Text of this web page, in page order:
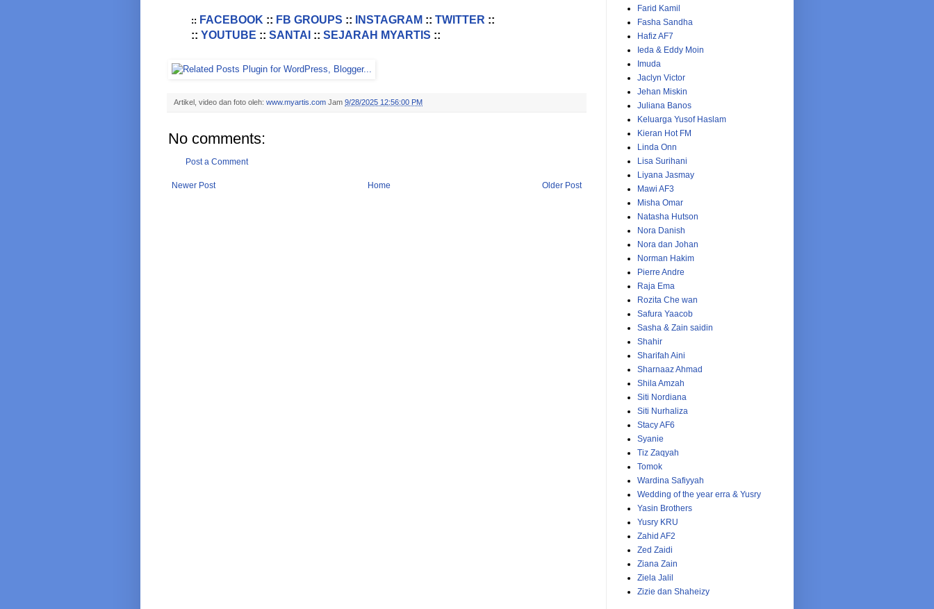
:: FACEBOOK :: FB GROUPS :: INSTAGRAM :: TWITTER ::
:: YOUTUBE :: SANTAI :: SEJARAH MYARTIS ::
Artikel, video dan foto oleh: www.myartis.com Jam 9/28/2025 12:56:00 PM
No comments:
Post a Comment
Newer Post Older Post
Home
Farid Kamil
Fasha Sandha
Hafiz AF7
Ieda & Eddy Moin
Imuda
Jaclyn Victor
Jehan Miskin
Juliana Banos
Keluarga Yusof Haslam
Kieran Hot FM
Linda Onn
Lisa Surihani
Liyana Jasmay
Mawi AF3
Misha Omar
Natasha Hutson
Nora Danish
Nora dan Johan
Norman Hakim
Pierre Andre
Raja Ema
Rozita Che wan
Safura Yaacob
Sasha & Zain saidin
Shahir
Sharifah Aini
Sharnaaz Ahmad
Shila Amzah
Siti Nordiana
Siti Nurhaliza
Stacy AF6
Syanie
Tiz Zaqyah
Tomok
Wardina Safiyyah
Wedding of the year erra & Yusry
Yasin Brothers
Yusry KRU
Zahid AF2
Zed Zaidi
Ziana Zain
Ziela Jalil
Zizie dan Shaheizy